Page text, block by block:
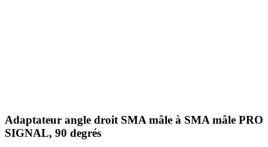
Adaptateur angle droit SMA mâle à SMA mâle PRO
SIGNAL, 90 degrés